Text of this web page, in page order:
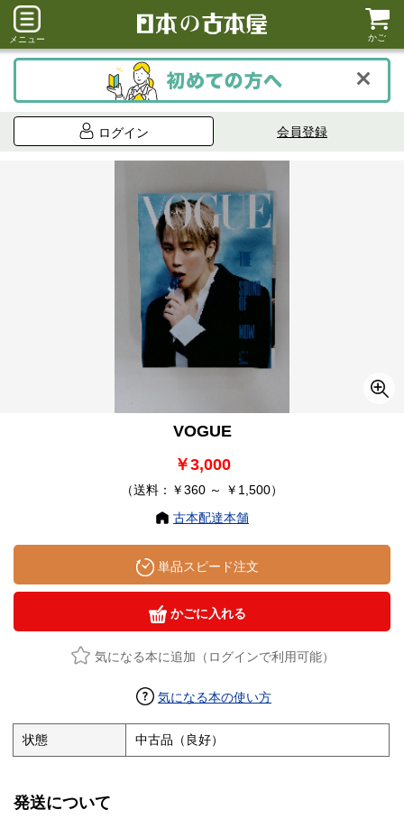
メニュー かご
ログイン 会員登録
VOGUE
￥3,000
（送料：￥360 ～ ￥1,500）
古本配達本舗
単品スピード注文
かごに入れる
気になる本に追加（ログインで利用可能）
気になる本の使い方
状態 中古品（良好）
発送について